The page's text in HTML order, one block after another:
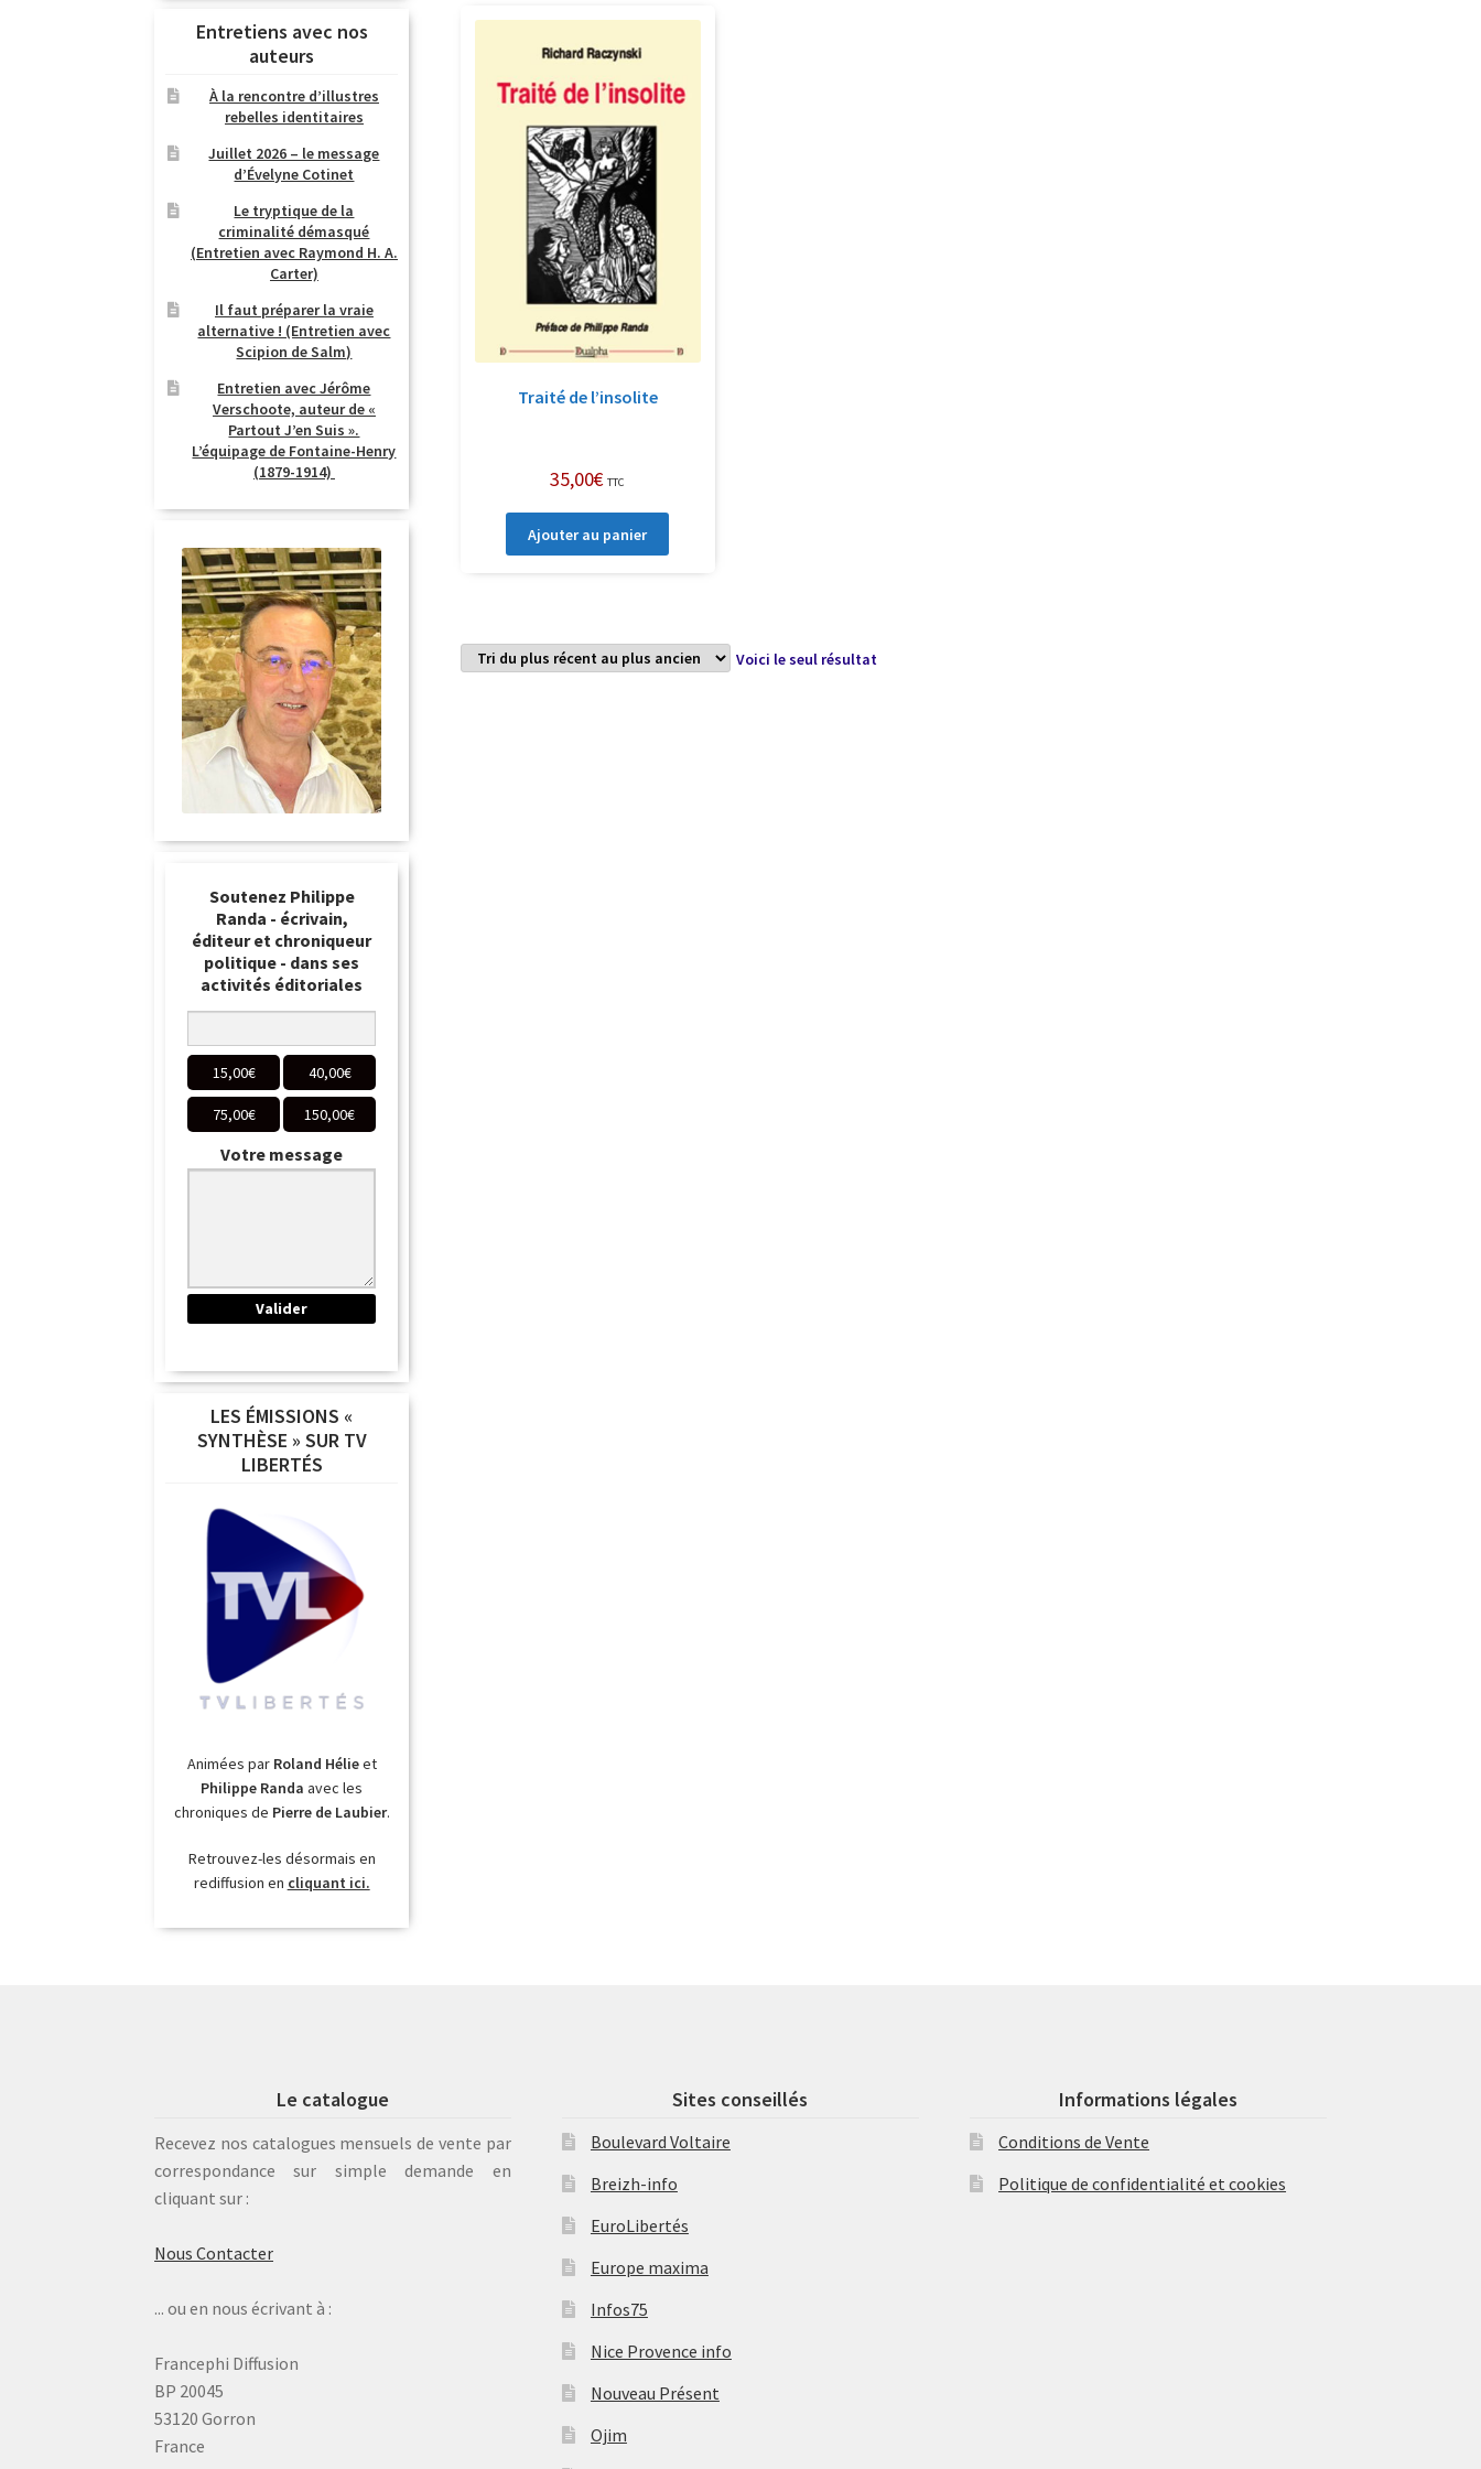
Traité de l’insolite
35,00€ TTC
Ajouter au panier
Voici le seul résultat
Entretiens avec nos
auteurs
À la rencontre d’illustres
rebelles identitaires
Juillet 2026 – le message
d’Évelyne Cotinet
Le tryptique de la
criminalité démasqué
(Entretien avec Raymond H. A.
Carter)
Il faut préparer la vraie
alternative ! (Entretien avec
Scipion de Salm)
Entretien avec Jérôme
Verschoote, auteur de «
Partout J’en Suis ».
L’équipage de Fontaine-Henry
(1879-1914)
Soutenez Philippe
Randa - écrivain,
éditeur et chroniqueur
politique - dans ses
activités éditoriales
15,00€ 40,00€
75,00€ 150,00€
Votre message
LES ÉMISSIONS «
SYNTHÈSE » SUR TV
LIBERTÉS
Animées par Roland Hélieet
Philippe Randa avec les
chroniques de Pierre de Laubier.
Retrouvez-les désormais en
rediffusion en cliquant ici.
Le catalogue
Recevez nos catalogues mensuels de vente par
correspondance sur simple demande en
cliquant sur :
Nous Contacter
... ou en nous écrivant à :
Francephi Diffusion
BP 20045
53120 Gorron
France
Sites conseillés
Boulevard Voltaire
Breizh-info
EuroLibertés
Europe maxima
Infos75
Nice Provence info
Nouveau Présent
Ojim
Informations légales
Conditions de Vente
Politique de confidentialité et cookies